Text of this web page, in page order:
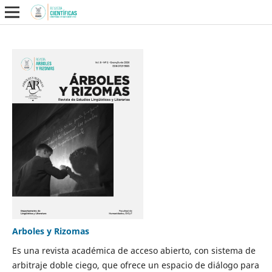
Arboles y Rizomas
Es una revista académica de acceso abierto, con sistema de
arbitraje doble ciego, que ofrece un espacio de diálogo para